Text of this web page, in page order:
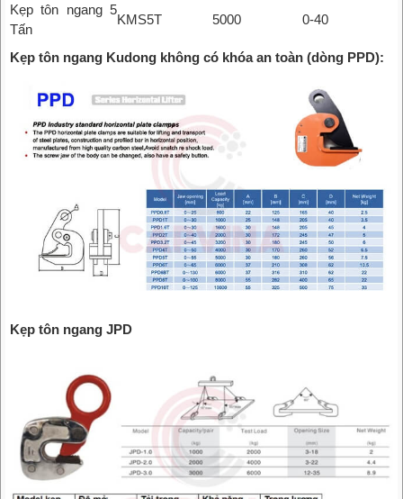
Kẹp tôn ngang 5
Tấn
KMS5T 5000 0-40
Kẹp tôn ngang Kudong không có khóa an toàn (dòng PPD):
Kẹp tôn ngang JPD